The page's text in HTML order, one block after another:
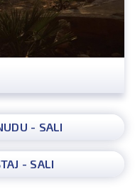
- SALI
- SALI